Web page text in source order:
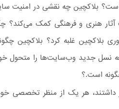
بلاکچین چه نقشی در امنیت
هنری و فرهنگی کمک می‌کند؟
بلاکچین غلبه کرد؟ بلاکچین
نسل جدید وب‌سایت‌ها را متحول
است.؟
هر یک از منظر تخصصی